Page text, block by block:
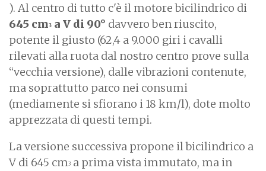
). Al centro di tutto c'è il motore bicilindrico di
645 cm3 a V di 90° davvero ben riuscito,
potente il giusto (62,4 a 9.000 giri i cavalli
rilevati alla ruota dal nostro centro prove sulla
“vecchia versione), dalle vibrazioni contenute,
ma soprattutto parco nei consumi
(mediamente si sfiorano i 18 km/l), dote molto
apprezzata di questi tempi.
La versione successiva propone il bicilindrico a
V di 645 cm3 a prima vista immutato, ma in